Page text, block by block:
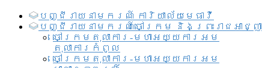
បញ្ជី​រាយ​នាមករណ៍ ការិយាល័យ​មេធាវី​
បញ្ជី​រាយ​នាមករណ៍​ចៅក្រម និងព្រះរាជអាជ្ញា
ចៅក្រមតុលាការ-មហាអយ្យការអម
តុលាការកំពូល
ចៅក្រមតុលាការ-មហាអយ្យការអម